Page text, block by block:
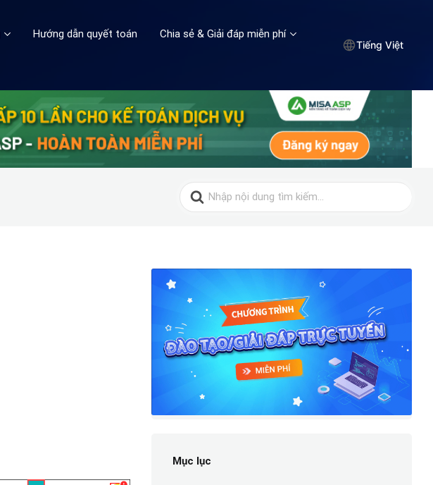
Hướng dẫn quyết toán
Chia sẻ & Giải đáp miễn phí
Tiếng Việt
Search
for:
Mục lục